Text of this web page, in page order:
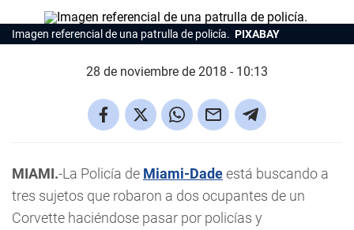
Imagen referencial de una patrulla de policía. PIXABAY
28 de noviembre de 2018 - 10:13
MIAMI.-La Policía de Miami-Dadeestá buscando a
tres sujetos que robaron a dos ocupantes de un
Corvette haciéndose pasar por policías y